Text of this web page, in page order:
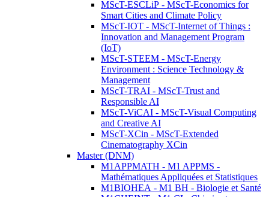
MScT-ESCLiP - MScT-Economics for
Smart Cities and Climate Policy
MScT-IOT - MScT-Internet of Things :
Innovation and Management Program
(IoT)
MScT-STEEM - MScT-Energy
Environment : Science Technology &
Management
MScT-TRAI - MScT-Trust and
Responsible AI
MScT-ViCAI - MScT-Visual Computing
and Creative AI
MScT-XCin - MScT-Extended
Cinematography XCin
Master (DNM)
M1APPMATH - M1 APPMS -
Mathématiques Appliquées et Statistiques
M1BIOHEA - M1 BH - Biologie et Santé